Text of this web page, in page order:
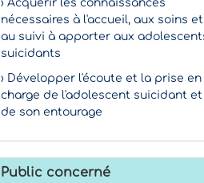
› Acquérir les connaissances
nécessaires à l'accueil, aux soins et
au suivi à apporter aux
suicidants
› Développer l'écoute et la prise en
charge de l'adolescent suicidant et
de son entourage
Public concerné